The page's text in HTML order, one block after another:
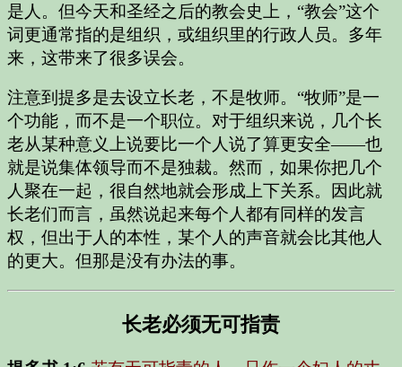
是人。但今天和圣经之后的教会史上，“教会”这个
词更通常指的是组织，或组织里的行政人员。多年
来，这带来了很多误会。
注意到提多是去设立长老，不是牧师。“牧师”是一
个功能，而不是一个职位。对于组织来说，几个长
老从某种意义上说要比一个人说了算更安全——也
就是说集体领导而不是独裁。然而，如果你把几个
人聚在一起，很自然地就会形成上下关系。因此就
长老们而言，虽然说起来每个人都有同样的发言
权，但出于人的本性，某个人的声音就会比其他人
的更大。但那是没有办法的事。
长老必须无可指责